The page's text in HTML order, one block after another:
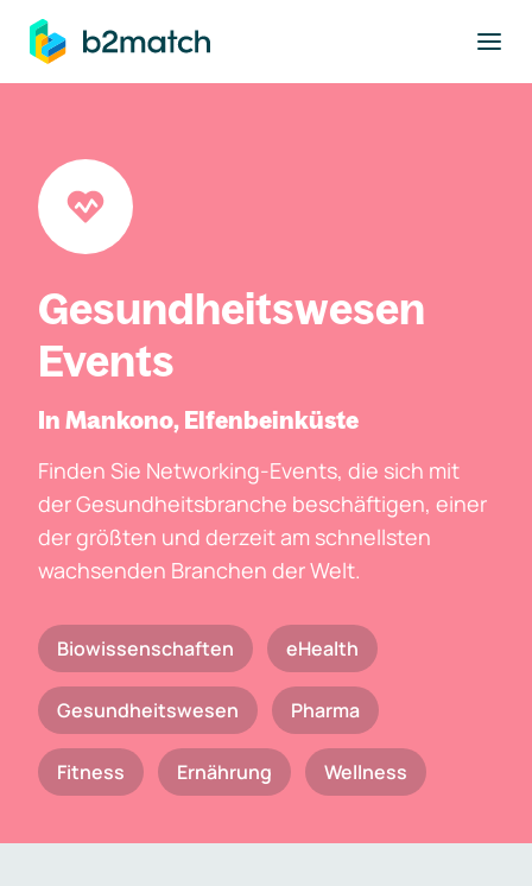
springen
Gesundheitswesen
Events
In Mankono, Elfenbeinküste
Finden Sie Networking-Events, die sich mit
der Gesundheitsbranche beschäftigen, einer
der größten und derzeit am schnellsten
wachsenden Branchen der Welt.
Biowissenschaften eHealth
Gesundheitswesen Pharma
Fitness Ernährung Wellness